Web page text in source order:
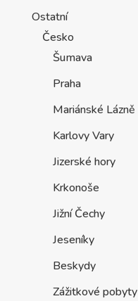
Ostatní
Česko
Šumava
Praha
Mariánské Lázně
Karlovy Vary
Jizerské hory
Krkonoše
Jižní Čechy
Jeseníky
Beskydy
Zážitkové pobyty